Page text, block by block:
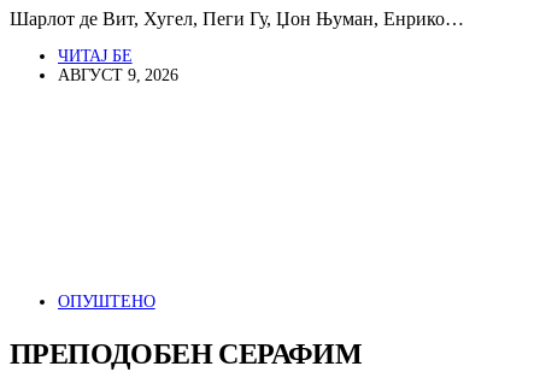
Шарлот де Вит, Хугел, Пеги Гу, Џон Њуман, Енрико…
ЧИТАЈ БЕ
АВГУСТ 9, 2026
ОПУШТЕНО
ПРЕПОДОБЕН СЕРАФИМ